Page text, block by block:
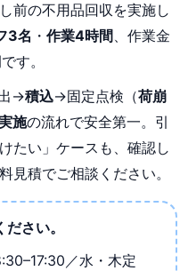
前の不用品回収を実施し
3名 ・ 作業4時間 、作業金
す。
→積込→固定点検（荷崩
施の流れで安全第一。引
たい」ケースも、確認し
見積でご相談ください。
さい。
／水・木定